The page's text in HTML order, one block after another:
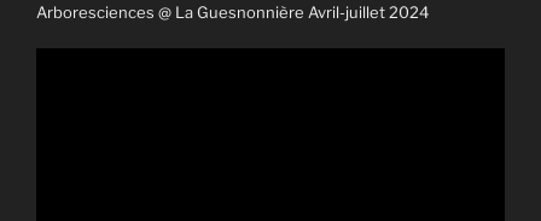
Arboresciences @ La Guesnonnière Avril-juillet 2024